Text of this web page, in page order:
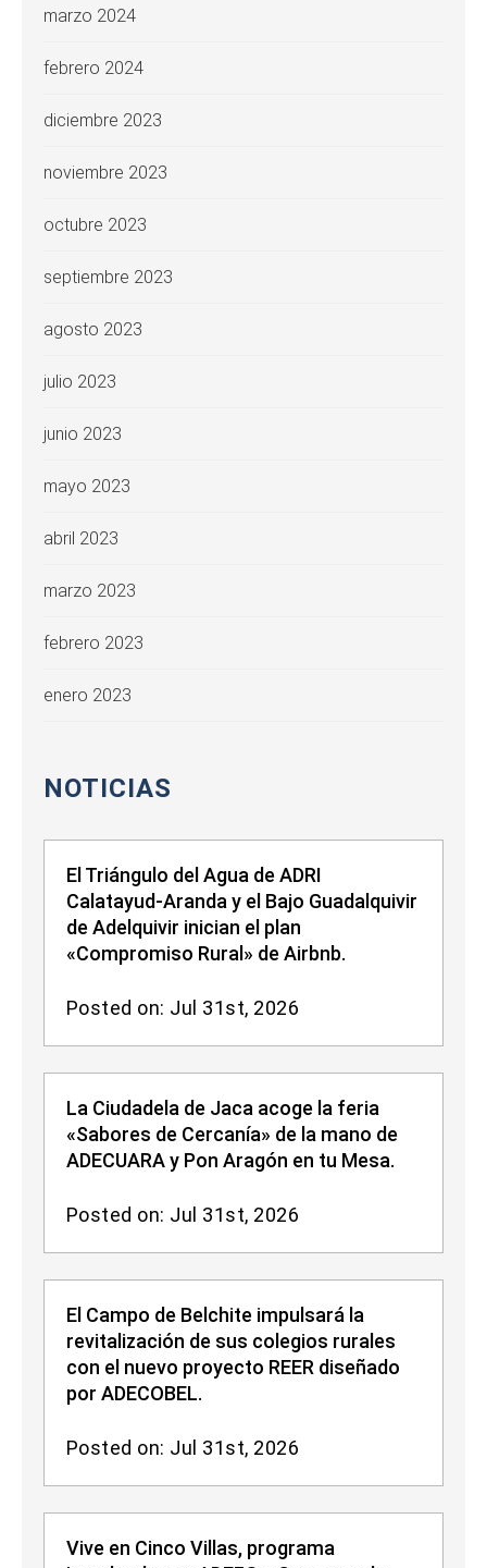
marzo 2024
febrero 2024
diciembre 2023
noviembre 2023
octubre 2023
septiembre 2023
agosto 2023
julio 2023
junio 2023
mayo 2023
abril 2023
marzo 2023
febrero 2023
enero 2023
NOTICIAS
El Triángulo del Agua de ADRI
Calatayud-Aranda y el Bajo Guadalquivir
de Adelquivir inician el plan
«Compromiso Rural» de Airbnb.
Posted on: Jul 31st, 2026
La Ciudadela de Jaca acoge la feria
«Sabores de Cercanía» de la mano de
ADECUARA y Pon Aragón en tu Mesa.
Posted on: Jul 31st, 2026
El Campo de Belchite impulsará la
revitalización de sus colegios rurales
con el nuevo proyecto REER diseñado
por ADECOBEL.
Posted on: Jul 31st, 2026
Vive en Cinco Villas, programa